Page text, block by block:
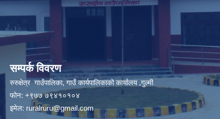
सम्पर्क विवरण
रुरुक्षेत्र गाउँपालिका, गाउँ कार्यपालिकाको कार्यालय ,गुल्मी
फोन: +९७७ ७९४१०१०४
इमेल: ruralruru@gmail.com